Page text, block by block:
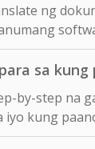
ng
sa
by-step na
iyo kung